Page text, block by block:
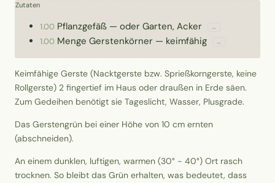
Zutaten
1.00 Pflanzgefäß — oder Garten, Acker ↔
1.00 Menge Gerstenkörner — keimfähig ↔
Keimfähige Gerste (Nacktgerste bzw. Sprießkorngerste, keine
Rollgerste) 2 fingertief im Haus oder draußen in Erde säen.
Zum Gedeihen benötigt sie Tageslicht, Wasser, Plusgrade.
Das Gerstengrün bei einer Höhe von 10 cm ernten
(abschneiden).
An einem dunklen, luftigen, warmen (30° - 40°) Ort rasch
trocknen. So bleibt das Grün erhalten, was bedeutet, dass